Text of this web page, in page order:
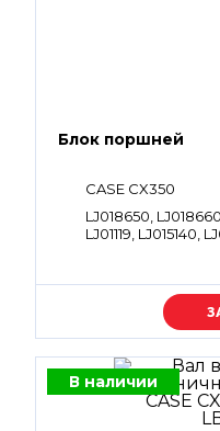
Блок поршней
CASE CX350
LJ018650,
LJ01119, LJ015140,
В наличии